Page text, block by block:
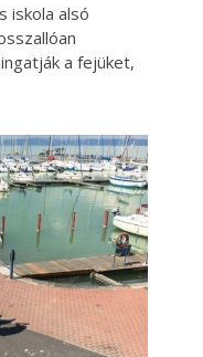
iskola alsó
a fejüket,